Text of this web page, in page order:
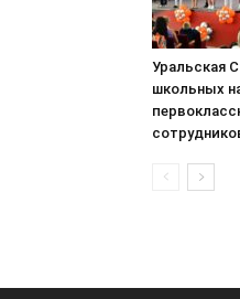
Уральская
школьных